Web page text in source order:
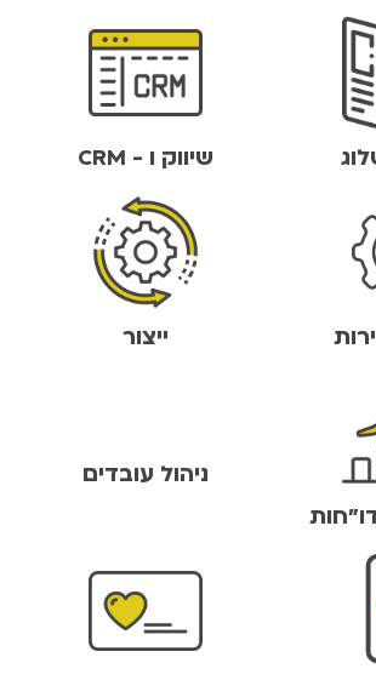
שיווק ו - CRM
ייצור
ניהול עובדים